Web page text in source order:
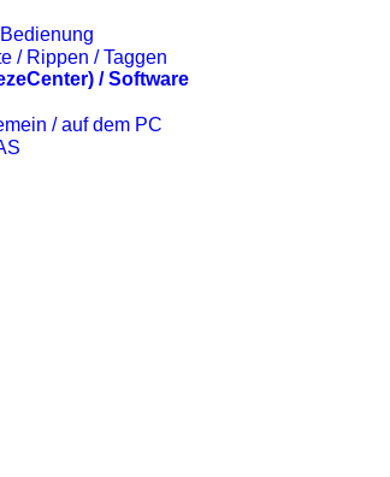
/ Rippen / Taggen
/ Software
/ auf dem PC